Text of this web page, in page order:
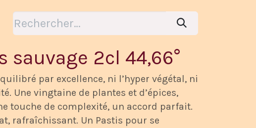
sauvage 2cl 44,66°
par excellence, ni l’hyper végétal, ni
Une vingtaine de plantes et d’épices,
touche de complexité, un accord parfait.
rafraîchissant. Un Pastis pour se